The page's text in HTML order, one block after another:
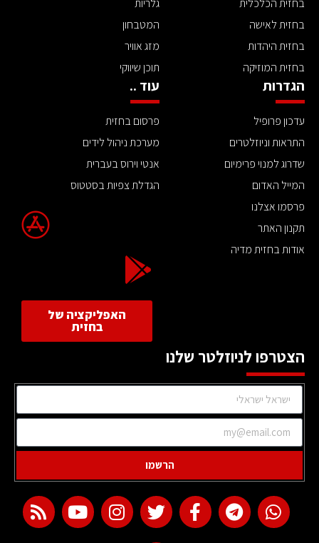
בחזית לאישה
בחזית היהדות
בחזית המוזיקה
המטבחון
מזג אוויר
תוכן שיווקי
הגדרות
עדכון פרופיל
התראות וניוזלטרים
שדרוג למנוי פרימיום
המייל האדום
פרסמו אצלנו
תקנון האתר
אודות בחזית מדיה
עוד ..
פרסום בחזית
מערכת ניהול לידים
אנטי וירוס בעברית
הגדלת צפיות בסטטוס
האפליקציה של
בחזית
הצטרפו לניוזלטר שלנו
הרשמו